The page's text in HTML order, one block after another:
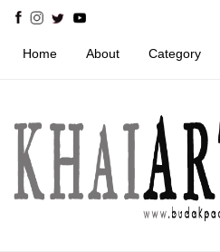
Home About Category